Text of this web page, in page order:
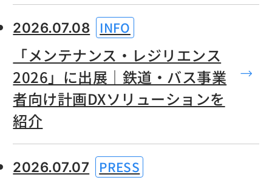
2026.07.08 INFO
「メンテナンス・レジリエンス
2026」に出展｜鉄道・バス事業
者向け計画DXソリューションを
紹介
2026.07.07 PRESS